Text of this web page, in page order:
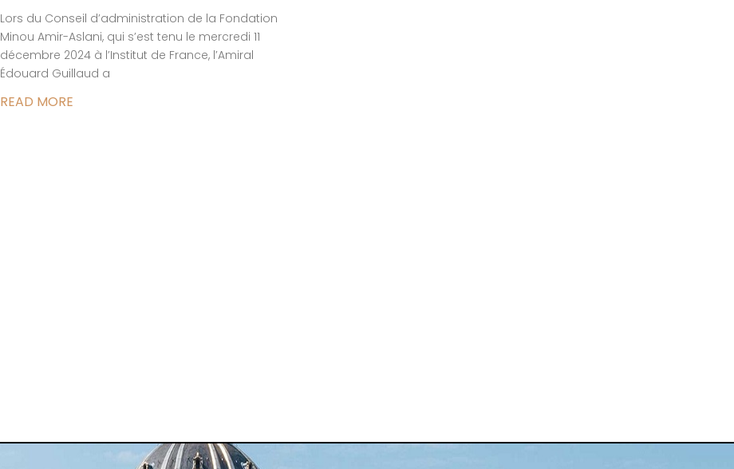
Lors du Conseil d’administration de la Fondation
Minou Amir-Aslani, qui s’est tenu le mercredi 11
décembre 2024 à l’Institut de France, l’Amiral
Édouard Guillaud a
READ MORE